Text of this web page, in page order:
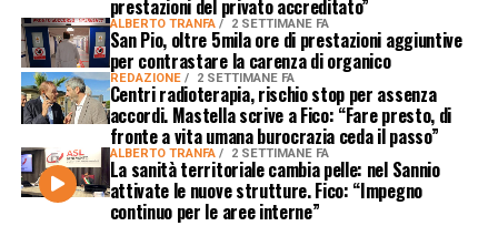
prestazioni del privato accreditato”
ALBERTO TRANFA 2 SETTIMANE FA
San Pio, oltre 5mila ore di prestazioni aggiuntive
per contrastare la carenza di organico
REDAZIONE 2 SETTIMANE FA
Centri radioterapia, rischio stop per assenza
accordi. Mastella scrive a Fico: “Fare presto, di
fronte a vita umana burocrazia ceda il passo”
ALBERTO TRANFA 2 SETTIMANE FA
La sanità territoriale cambia pelle: nel Sannio
attivate le nuove strutture. Fico: “Impegno
continuo per le aree interne”